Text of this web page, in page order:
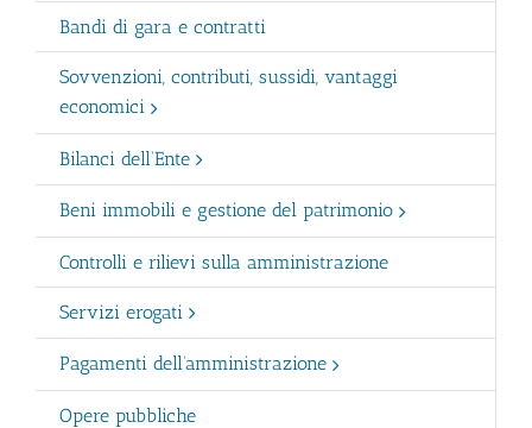
Bandi di gara e contratti
Sovvenzioni, contributi, sussidi, vantaggi
economici
Bilanci dell’Ente
Beni immobili e gestione del patrimonio
Controlli e rilievi sulla amministrazione
Servizi erogati
Pagamenti dell’amministrazione
Opere pubbliche